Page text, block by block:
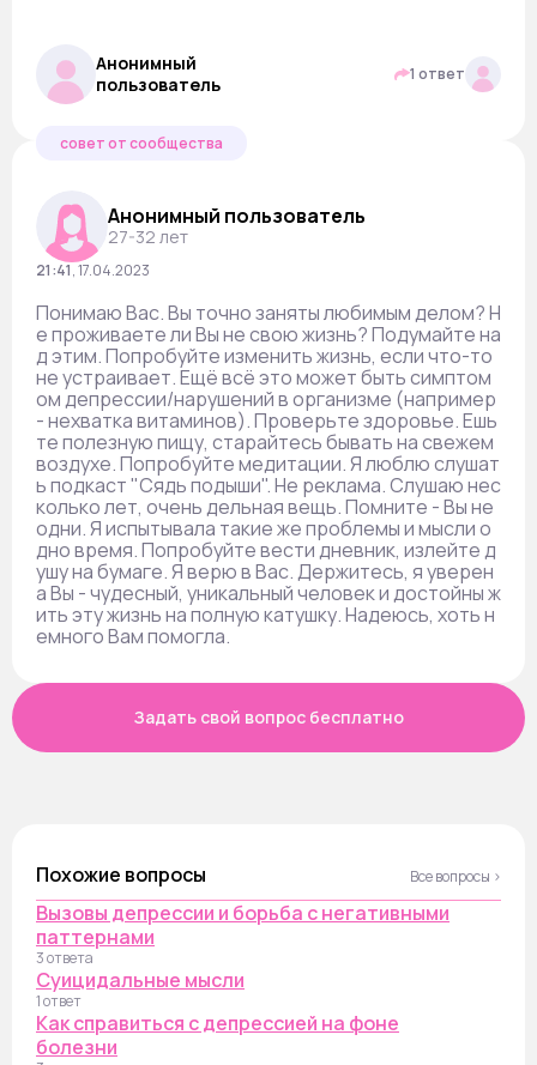
Анонимный
пользователь
1 ответ
совет от сообщества
Анонимный пользователь
27-32 лет
21:41,17.04.2023
Понимаю Вас. Вы точно заняты любимым делом? Н
е проживаете ли Вы не свою жизнь? Подумайте на
д этим. Попробуйте изменить жизнь, если что-то
не устраивает. Ещё всё это может быть симптом
ом депрессии/нарушений в организме (например
- нехватка витаминов). Проверьте здоровье. Ешь
те полезную пищу, старайтесь бывать на свежем
воздухе. Попробуйте медитации. Я люблю слушат
ь подкаст "Сядь подыши". Не реклама. Слушаю нес
колько лет, очень дельная вещь. Помните - Вы не
одни. Я испытывала такие же проблемы и мысли о
дно время. Попробуйте вести дневник, излейте д
ушу на бумаге. Я верю в Вас. Держитесь, я уверен
а Вы - чудесный, уникальный человек и достойны ж
ить эту жизнь на полную катушку. Надеюсь, хоть н
емного Вам помогла.
Задать свой вопрос бесплатно
Похожие вопросы Все вопросы ›
Вызовы депрессии и борьба с негативными
паттернами
3 ответа
Суицидальные мысли
1 ответ
Как справиться с депрессией на фоне
болезни